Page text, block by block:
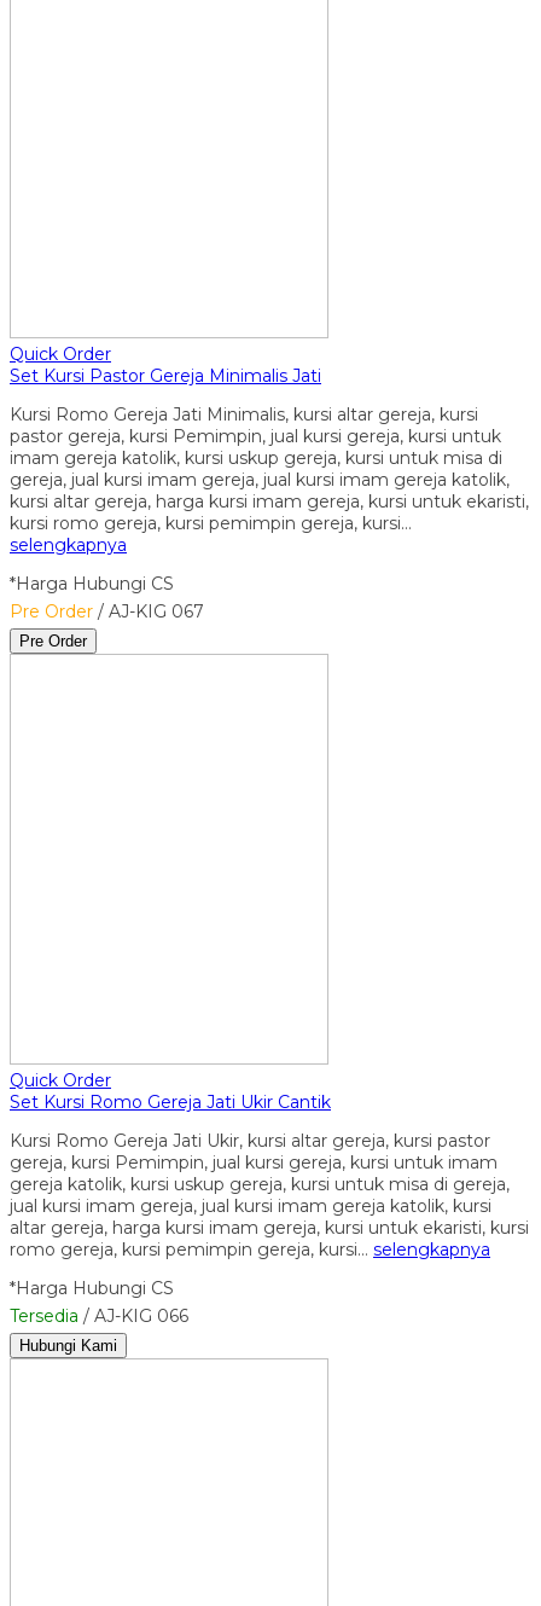
Quick Order
Set Kursi Pastor Gereja Minimalis Jati
Kursi Romo Gereja Jati Minimalis, kursi altar gereja, kursi
pastor gereja, kursi Pemimpin, jual kursi gereja, kursi untuk
imam gereja katolik, kursi uskup gereja, kursi untuk misa di
gereja, jual kursi imam gereja, jual kursi imam gereja katolik,
kursi altar gereja, harga kursi imam gereja, kursi untuk ekaristi,
kursi romo gereja, kursi pemimpin gereja, kursi…
selengkapnya
*Harga Hubungi CS
Pre Order / AJ-KIG 067
Pre Order
Quick Order
Set Kursi Romo Gereja Jati Ukir Cantik
Kursi Romo Gereja Jati Ukir, kursi altar gereja, kursi pastor
gereja, kursi Pemimpin, jual kursi gereja, kursi untuk imam
gereja katolik, kursi uskup gereja, kursi untuk misa di gereja,
jual kursi imam gereja, jual kursi imam gereja katolik, kursi
altar gereja, harga kursi imam gereja, kursi untuk ekaristi, kursi
romo gereja, kursi pemimpin gereja, kursi… selengkapnya
*Harga Hubungi CS
Tersedia / AJ-KIG 066
Hubungi Kami